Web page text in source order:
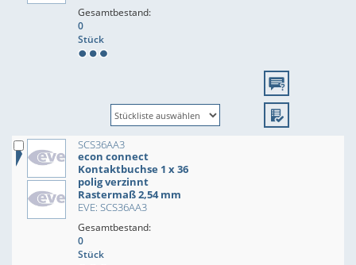
Gesamtbestand:
0
Stück
SCS36AA3
econ connect
Kontaktbuchse 1 x 36
polig verzinnt
Rastermaß 2,54 mm
EVE: SCS36AA3
Gesamtbestand:
0
Stück